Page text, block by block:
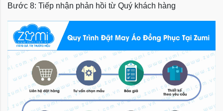
Bước 8: Tiếp nhận phản hồi từ Quý khách hàng